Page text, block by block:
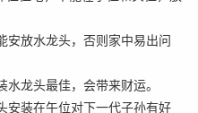
安放水龙头，否则家中易出问
水龙头最佳，会带来财运。
安装在午位对下一代子孙有好